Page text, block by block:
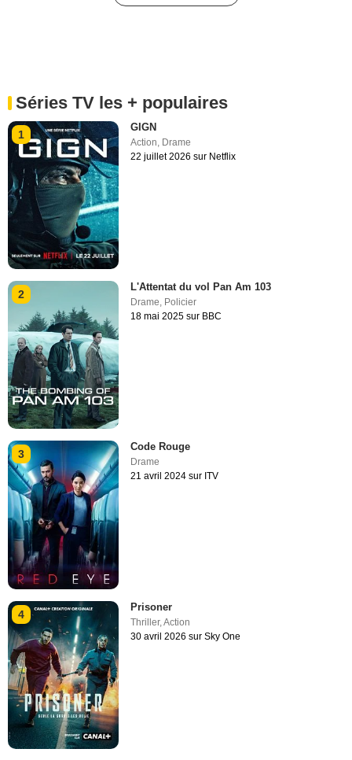
Séries TV les + populaires
1
GIGN
Action Drame
22 juillet 2026 sur Netflix
2
L'Attentat du vol Pan Am 103
Drame, Policier
18 mai 2025 sur BBC
3
Code Rouge
Drame
21 avril 2024 sur ITV
4
Prisoner
Thriller,Action
30 avril 2026 sur Sky One